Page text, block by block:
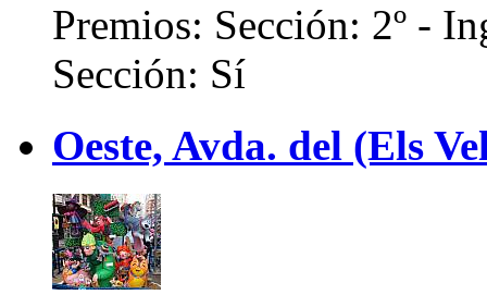
Premios: Sección: 2º -
Sección: Sí
Oeste, Avda. del (Els